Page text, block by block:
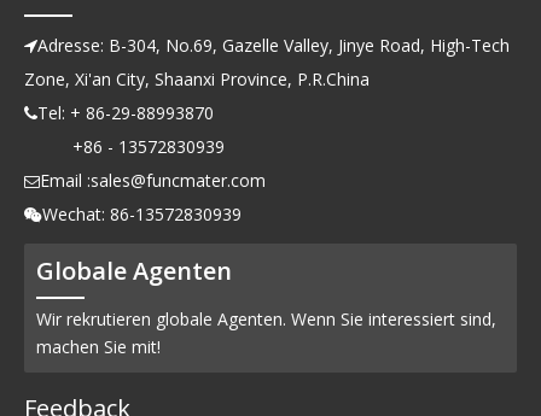
Adresse: B-304, No.69, Gazelle Valley, Jinye Road, High-Tech
Zone, Xi'an City, Shaanxi Province, P.R.China
Tel: + 86-29-88993870
+86 - 13572830939
Email :sales@funcmater.com
Wechat: 86-13572830939
Globale Agenten
Wir rekrutieren globale Agenten. Wenn Sie interessiert sind,
machen Sie mit!
Feedback